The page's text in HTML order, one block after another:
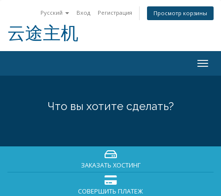
Русский Вход Регистрация Просмотр корзины
云途主机
Что вы хотите сделать?
ЗАКАЗАТЬ ХОСТИНГ
СОВЕРШИТЬ ПЛАТЕЖ